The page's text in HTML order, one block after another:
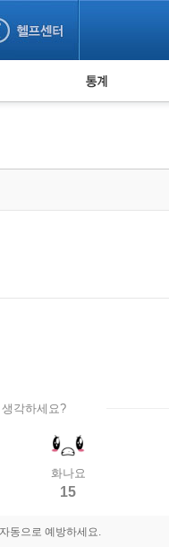
누적 피해사례 통계
각하세요?
화나요
15
동으로 예방하세요.